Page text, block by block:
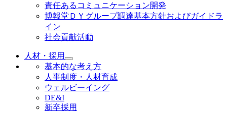
責任あるコミュニケーション開発
博報堂ＤＹグループ調達基本方針およびガイドラ
イン
社会貢献活動
人材・採用
基本的な考え方
人事制度・人材育成
ウェルビーイング
DE&I
新卒採用